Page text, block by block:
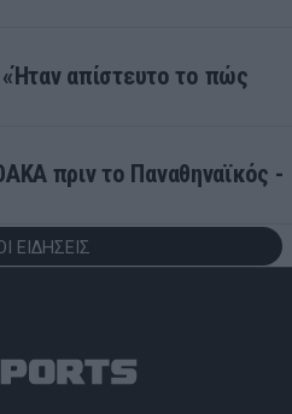
«Ήταν απίστευτο το πώς
πριν το Παναθηναϊκός -
ΕΙΔΗΣΕΙΣ